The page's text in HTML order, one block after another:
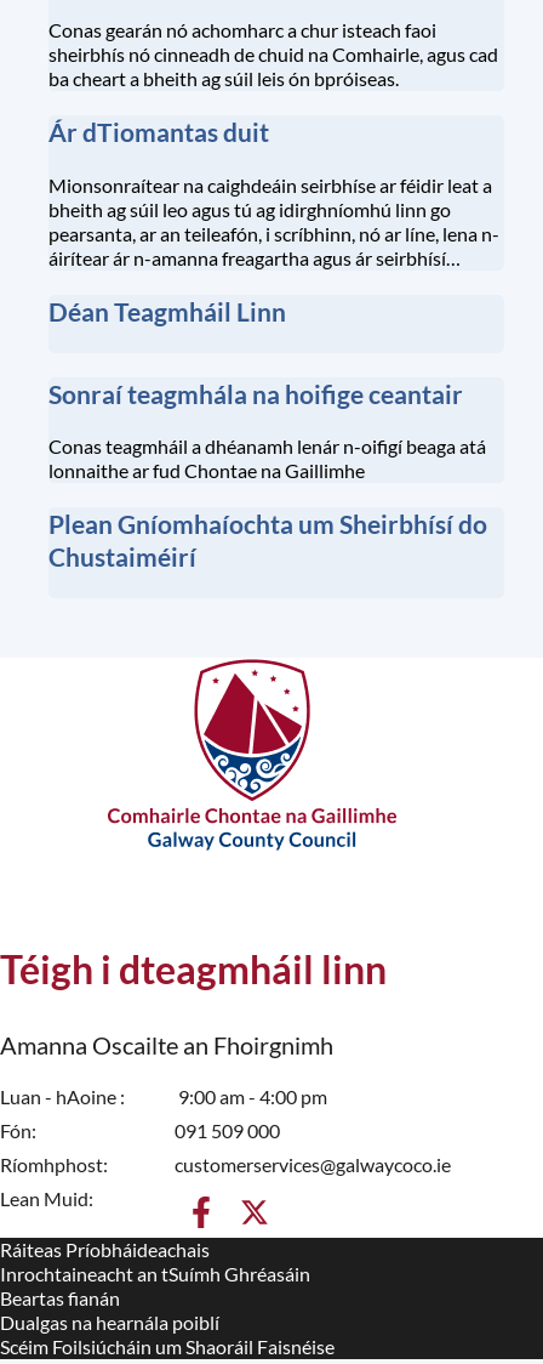
Conas gearán nó achomharc a chur isteach faoi
sheirbhís nó cinneadh de chuid na Comhairle, agus cad
ba cheart a bheith ag súil leis ón bpróiseas.
Ár dTiomantas duit
Mionsonraítear na caighdeáin seirbhíse ar féidir leat a
bheith ag súil leo agus tú ag idirghníomhú linn go
pearsanta, ar an teileafón, i scríbhinn, nó ar líne, lena n-
áirítear ár n-amanna freagartha agus ár seirbhísí
Déan Teagmháil Linn
Sonraí teagmhála na hoifige ceantair
Conas teagmháil a dhéanamh lenár n-oifigí beaga atá
lonnaithe ar fud Chontae na Gaillimhe
Plean Gníomhaíochta um Sheirbhísí do
Chustaiméirí
Téigh i dteagmháil linn
Amanna Oscailte an Fhoirgnimh
Luan - hAoine
9:00 am - 4:00 pm
Fón
091 509 000
Ríomhphost
customerservices@galwaycoco.ie
Lean Muid:
Housekeeping
Ráiteas Príobháideachais
Inrochtaineacht an tSuímh Ghréasáin
Beartas fianán
Dualgas na hearnála poiblí
Scéim Foilsiúcháin um Shaoráil Faisnéise